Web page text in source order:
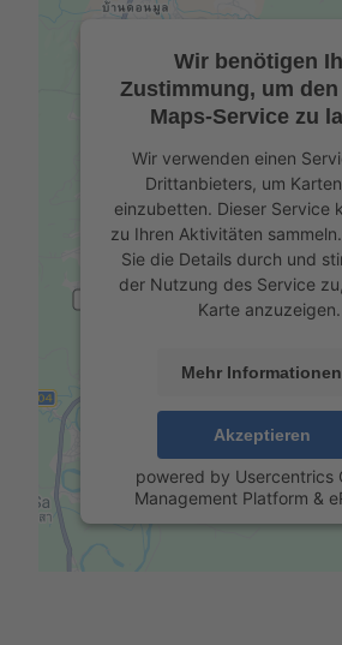
Wir benötigen
Zustimmung, um
Maps-Service zu
Wir verwenden einen
Drittanbieters, um
einzubetten. Dieser Service
zu Ihren Aktivitäten
Sie die Details durch und
der Nutzung des Service
Karte anzuzeigen.
Mehr Informationen
Akzeptieren
powered by Usercentrics
Management Platform &